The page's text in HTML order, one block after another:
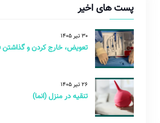
پست های اخیر
30 تیر 1405
تعویض، خارج کردن و گذاشتن cvp
26 تیر 1405
تنقیه در منزل (انما)